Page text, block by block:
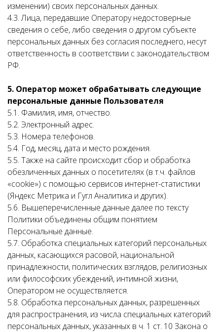
изменении) своих персональных данных.
4.3. Лица, передавшие Оператору недостоверные
сведения о себе, либо сведения о другом субъекте
персональных данных без согласия последнего, несут
ответственность в соответствии с законодательством
РФ.
5. Оператор может обрабатывать следующие
персональные данные Пользователя
5.1. Фамилия, имя, отчество.
5.2. Электронный адрес.
5.3. Номера телефонов.
5.4. Год, месяц, дата и место рождения.
5.5. Также на сайте происходит сбор и обработка
обезличенных данных о посетителях (в т.ч. файлов
«cookie») с помощью сервисов интернет-статистики
(Яндекс Метрика и Гугл Аналитика и других).
5.6. Вышеперечисленные данные далее по тексту
Политики объединены общим понятием
Персональные данные.
5.7. Обработка специальных категорий персональных
данных, касающихся расовой, национальной
принадлежности, политических взглядов, религиозных
или философских убеждений, интимной жизни,
Оператором не осуществляется.
5.8. Обработка персональных данных, разрешенных
для распространения, из числа специальных категорий
персональных данных, указанных в ч. 1 ст. 10 Закона о